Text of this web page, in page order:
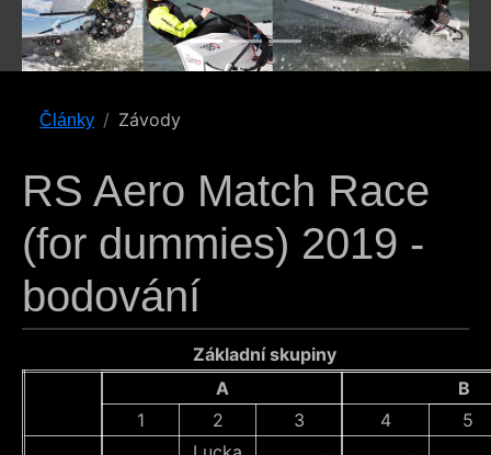
Previous Next
Články Závody
RS Aero Match Race
(for dummies) 2019 -
bodování
Základní skupiny
A
B
1
2 3 4 5